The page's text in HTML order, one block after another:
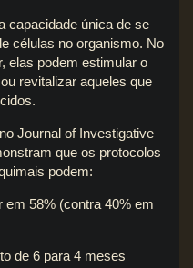
capacidade única de se
células no organismo. No
elas podem estimular o
revitalizar aqueles que
Journal of Investigative
que os protocolos
podem:
em 58% (contra 40% em
de 6 para 4 meses